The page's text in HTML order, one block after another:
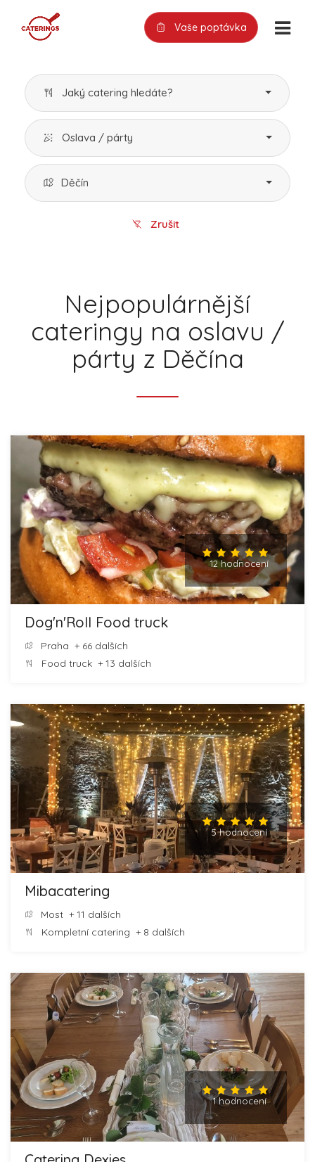
Vaše poptávka
Jaký catering hledáte?
Oslava / párty
Děčín
Zrušit
Nejpopulárnější
cateringy na oslavu /
párty z Děčína
12 hodnocení
Dog'n'Roll Food truck
Praha + 66 dalších
Food truck + 13 dalších
5 hodnocení
Mibacatering
Most + 11 dalších
Kompletní catering + 8 dalších
1 hodnocení